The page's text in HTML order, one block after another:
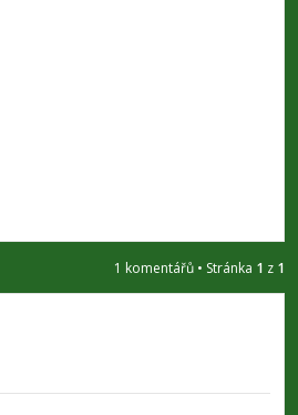
1 komentářů • Stránka 1 z 1